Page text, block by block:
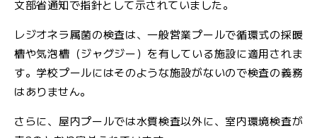
文部省通知で指針として示されていました。
レジオネラ属菌の検査は、一般営業プールで循環式の採暖
槽や気泡槽（ジャグジー）を有している施設に適用されま
す。学校プールにはそのような施設がないので検査の義務
はありません。
さらに、屋内プールでは水質検査以外に、室内環境検査が